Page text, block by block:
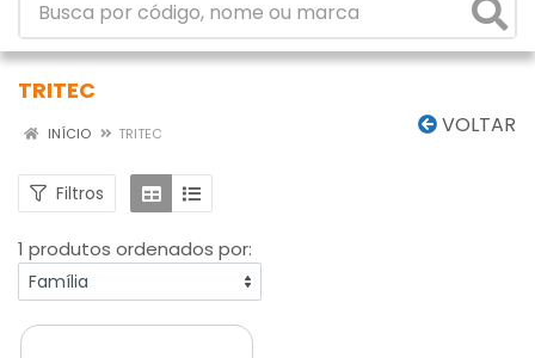
TRITEC
VOLTAR
INÍCIO TRITEC
Filtros
1 produtos ordenados por: